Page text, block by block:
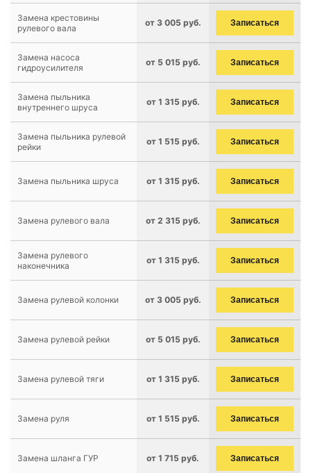
Замена крестовины
рулевого вала
от 3 005 руб. Записаться
Замена насоса
гидроусилителя
от 5 015 руб. Записаться
Замена пыльника
внутреннего шруса
от 1 315 руб. Записаться
Замена пыльника рулевой
рейки
от 1 515 руб. Записаться
Замена пыльника шруса от 1 315 руб. Записаться
Замена рулевого вала от 2 315 руб. Записаться
Замена рулевого
наконечника
от 1 315 руб. Записаться
Замена рулевой колонки от 3 005 руб. Записаться
Замена рулевой рейки от 5 015 руб. Записаться
Замена рулевой тяги от 1 315 руб. Записаться
Замена руля от 1 515 руб. Записаться
Замена шланга ГУР от 1 715 руб. Записаться